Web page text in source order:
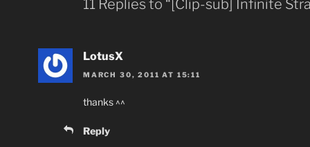
11 Replies to “[Clip-sub] Infinite
LotusX
MARCH 30, 2011 AT 15:11
thanks ^^
Reply